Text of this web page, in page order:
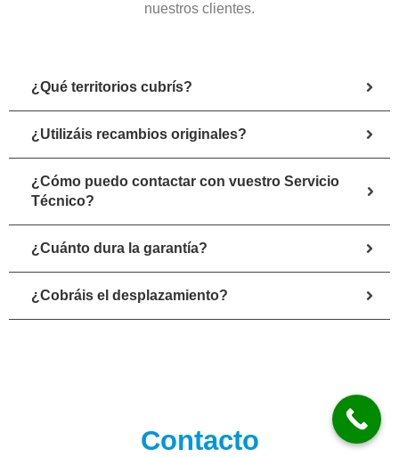
nuestros clientes.
¿Qué territorios cubrís?
¿Utilizáis recambios originales?
¿Cómo puedo contactar con vuestro Servicio
Técnico?
¿Cuánto dura la garantía?
¿Cobráis el desplazamiento?
Contacto